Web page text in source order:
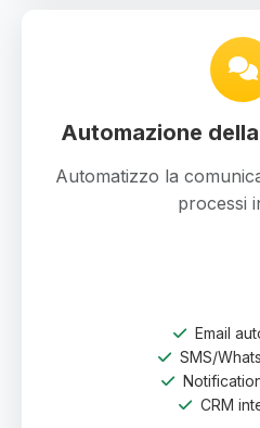
Automazione
Automatizzo la
processi
Email
SMS/
CRM